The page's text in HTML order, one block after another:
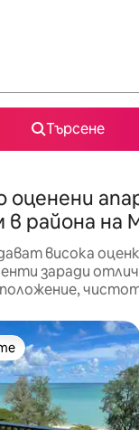
Търсене
оценени
в района на
висока
заради